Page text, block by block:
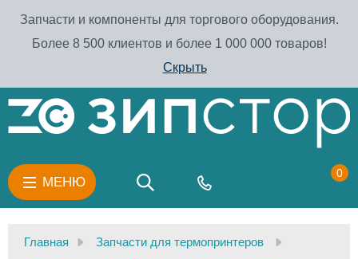
Запчасти и компоненты для торгового оборудования.
Более 8 500 клиентов и более 1 000 000 товаров!
Скрыть
МЕНЮ
0
Главная
Запчасти для термопринтеров